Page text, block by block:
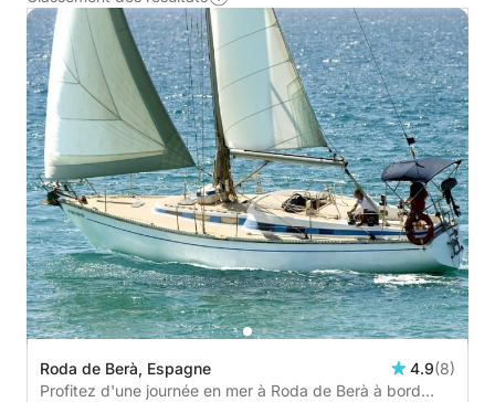
Roda de Berà, Espagne 4.9(8)
Profitez d'une journée en mer à Roda de Berà à bord